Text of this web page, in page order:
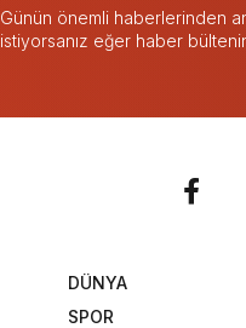
Günün önemli haberlerinden
istiyorsanız eğer haber
DÜNYA
SPOR